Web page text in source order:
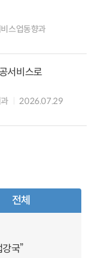
스업동향과
서비스로
2026.07.29
전체
국”